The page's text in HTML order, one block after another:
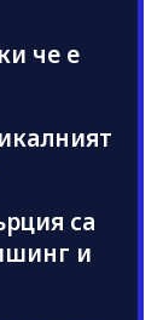
че е
са
и